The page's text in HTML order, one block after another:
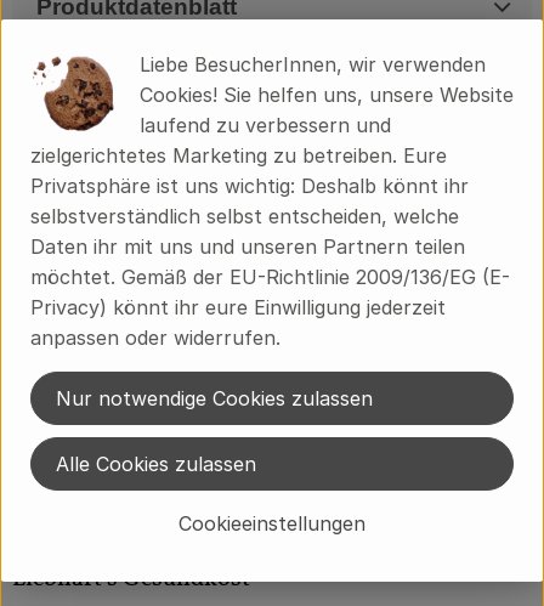
Produktdatenblatt
Herkunft
Hersteller: Liebhart´s Gesundkost
Deutschland
Liebhart´s Gesundkost GmbH & Co. KG
D 32758 Detmold
Kontrollnummer DE-ÖKO-001
http://www.liebharts-gesundkost.de/
Liebhart's Gesundkost
Liebe BesucherInnen, wir verwenden
Cookies! Sie helfen uns, unsere Website
laufend zu verbessern und
zielgerichtetes Marketing zu betreiben. Eure
Privatsphäre ist uns wichtig: Deshalb könnt ihr
selbstverständlich selbst entscheiden, welche
Daten ihr mit uns und unseren Partnern teilen
möchtet. Gemäß der EU-Richtlinie 2009/136/EG (E-
Privacy) könnt ihr eure Einwilligung jederzeit
anpassen oder widerrufen.
Cookieeinstellungen
Nur notwendige Cookies zulassen
Alle Cookies zulassen